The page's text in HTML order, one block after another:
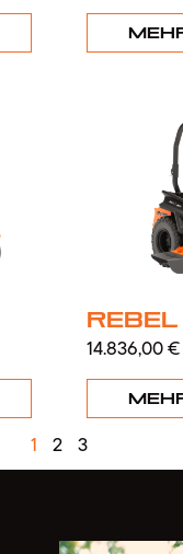
Rebel
14.836,00€
1 2 3